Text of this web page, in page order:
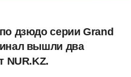
дзюдо серии Grand
вышли два
NUR.KZ.